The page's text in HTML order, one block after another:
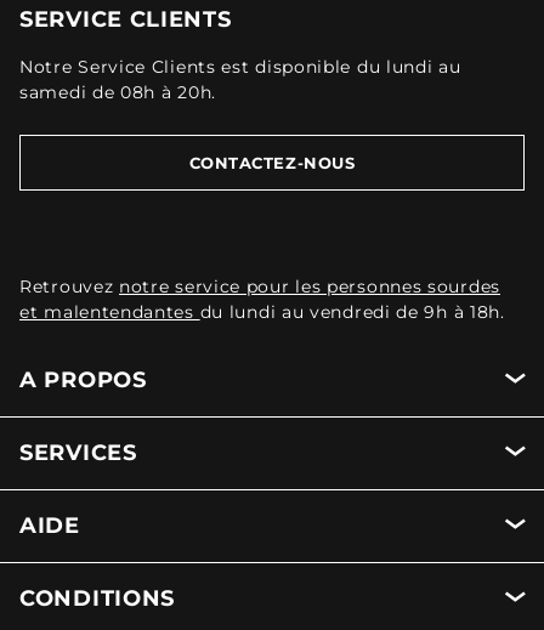
SERVICE CLIENTS
Notre Service Clients est disponible du lundi au
samedi de 08h à 20h.
CONTACTEZ-NOUS
Retrouvez notre service pour les personnes sourdes
et malentendantes du lundi au vendredi de 9h à 18h.
A PROPOS
SERVICES
AIDE
CONDITIONS